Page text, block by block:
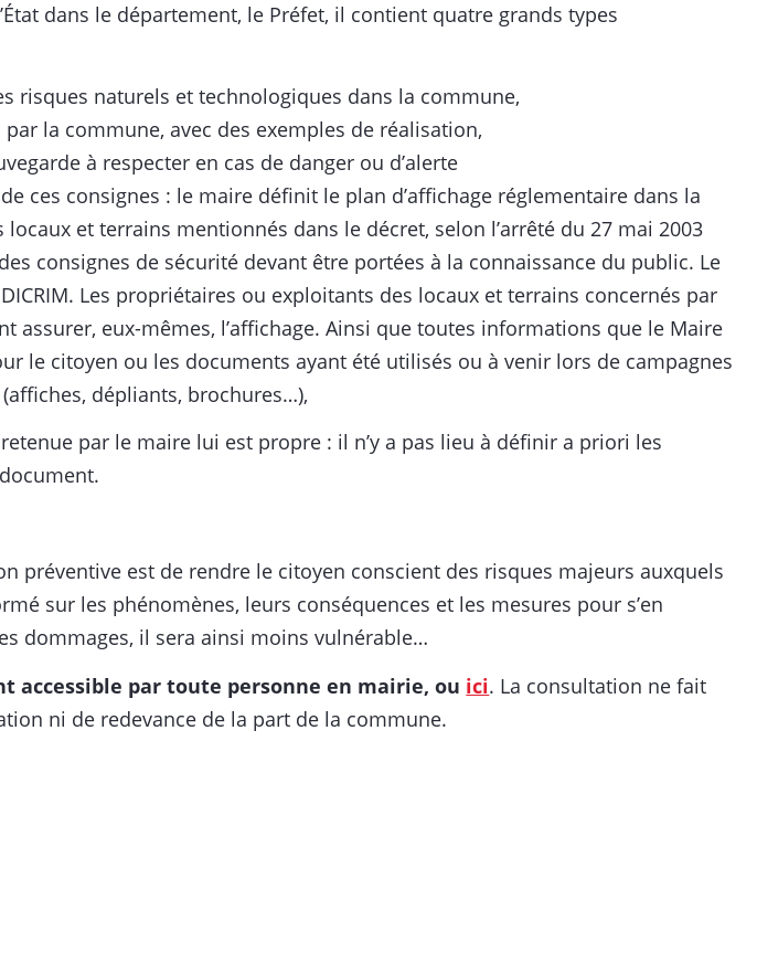
dans le département, le Préfet, il contient quatre grands types
risques naturels et technologiques dans la commune,
par la commune, avec des exemples de réalisation,
à respecter en cas de danger ou d’alerte
ces consignes : le maire définit le plan d’affichage réglementaire dans la
locaux et terrains mentionnés dans le décret, selon l’arrêté du 27 mai 2003
consignes de sécurité devant être portées à la connaissance du public. Le
Les propriétaires ou exploitants des locaux et terrains concernés par
assurer, eux-mêmes, l’affichage. Ainsi que toutes informations que le Maire
le citoyen ou les documents ayant été utilisés ou à venir lors de campagnes
dépliants, brochures…),
par le maire lui est propre : il n’y a pas lieu à définir a priori les
préventive est de rendre le citoyen conscient des risques majeurs auxquels
sur les phénomènes, leurs conséquences et les mesures pour s’en
dommages, il sera ainsi moins vulnérable…
accessible par toute personne en mairie, ou ici. La consultation ne fait
ni de redevance de la part de la commune.